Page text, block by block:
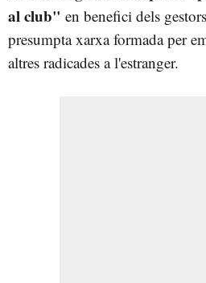
al club" en benefici dels
presumpta xarxa formada per
altres radicades a l'estranger.